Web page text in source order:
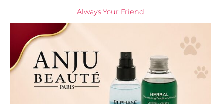
Always Your Friend